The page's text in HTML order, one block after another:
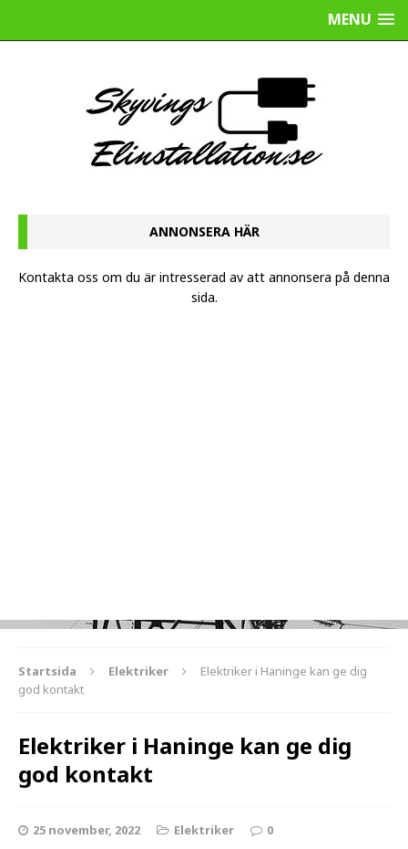
MENU
ANNONSERA HÄR
Kontakta oss om du är intresserad av att annonsera på denna
sida.
Startsida Elektriker
Elektriker i Haninge kan ge dig
god kontakt
Elektriker i Haninge kan ge dig
god kontakt
25 november, 2022 Elektriker 0